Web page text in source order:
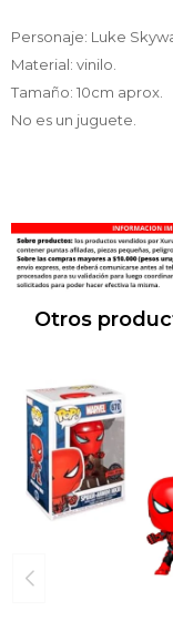
Personaje: Luke
Material: vinilo.
Tamaño: 10cm aprox.
No es un juguete.
Otros